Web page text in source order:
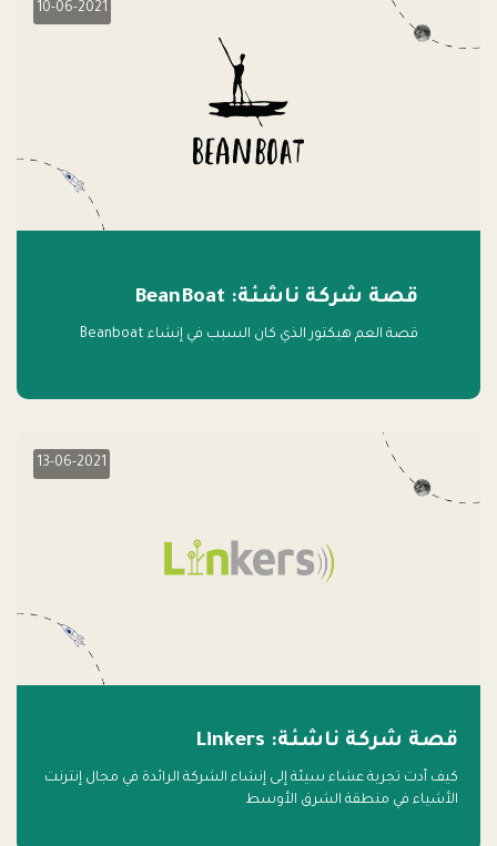
10-06-2021
قصة شركة ناشئة: BeanBoat
قصة العم هيكتور الذي كان السبب في إنشاء Beanboat
13-06-2021
قصة شركة ناشئة: Linkers
كيف أدت تجربة عشاء سيئة إلى إنشاء الشركة الرائدة في مجال إنترنت
الأشياء في منطقة الشرق الأوسط